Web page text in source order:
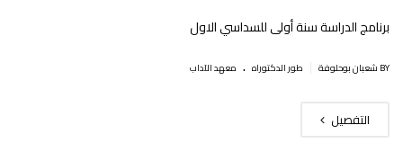
برنامج الدراسة سنة أولى للسداسي الاول
BY شعبان بوحلوفة طور الدكتوراه . معهد الآداب
التفصيل